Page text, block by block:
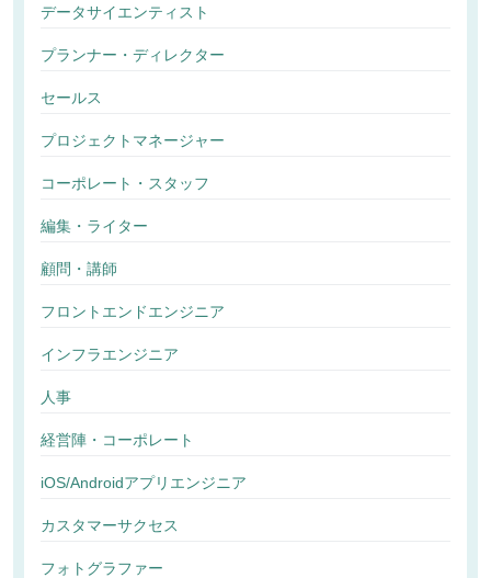
データサイエンティスト
プランナー・ディレクター
セールス
プロジェクトマネージャー
コーポレート・スタッフ
編集・ライター
顧問・講師
フロントエンドエンジニア
インフラエンジニア
人事
経営陣・コーポレート
iOS/Androidアプリエンジニア
カスタマーサクセス
フォトグラファー